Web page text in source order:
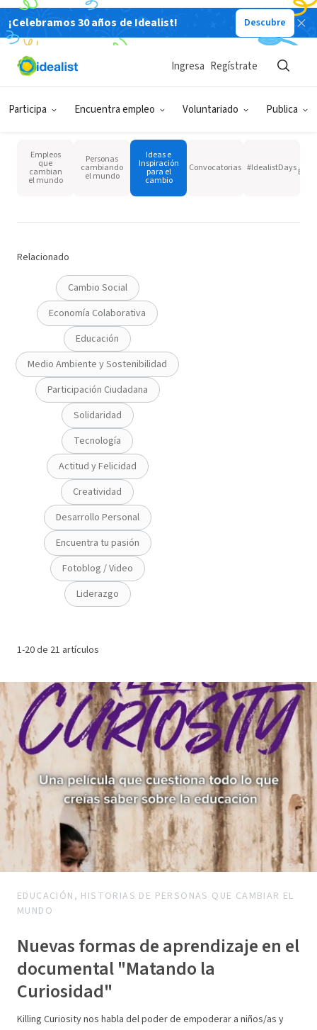
¡Celebramos 30 años de Idealist! Descubre
Participa Encuentra empleo Voluntariado Publica
Ingresa Regístrate
Idealistas Blog
Educación
Empleos
que
cambian
el mundo
Personas
cambiando
el mundo
Ideas e
Inspiración
para el
cambio
Convocatorias #IdealistDays
Relacionado
Cambio Social
Economía Colaborativa
Educación
Medio Ambiente y Sostenibilidad
Participación Ciudadana
Solidaridad
Tecnología
Actitud y Felicidad
Creatividad
Desarrollo Personal
Encuentra tu pasión
Fotoblog / Video
Liderazgo
1-20 de 21 artículos
EDUCACIÓN, HISTORIAS DE PERSONAS QUE CAMBIAR EL
MUNDO
Nuevas formas de aprendizaje en el
documental "Matando la
Curiosidad"
Killing Curiosity nos habla del poder de empoderar a niños/as y